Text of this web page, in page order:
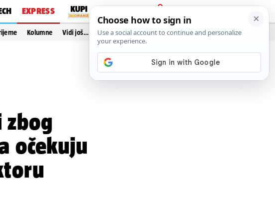
EXPRESS
PRIJAVA
Kolumne Vidi još…
zbog
očekuju